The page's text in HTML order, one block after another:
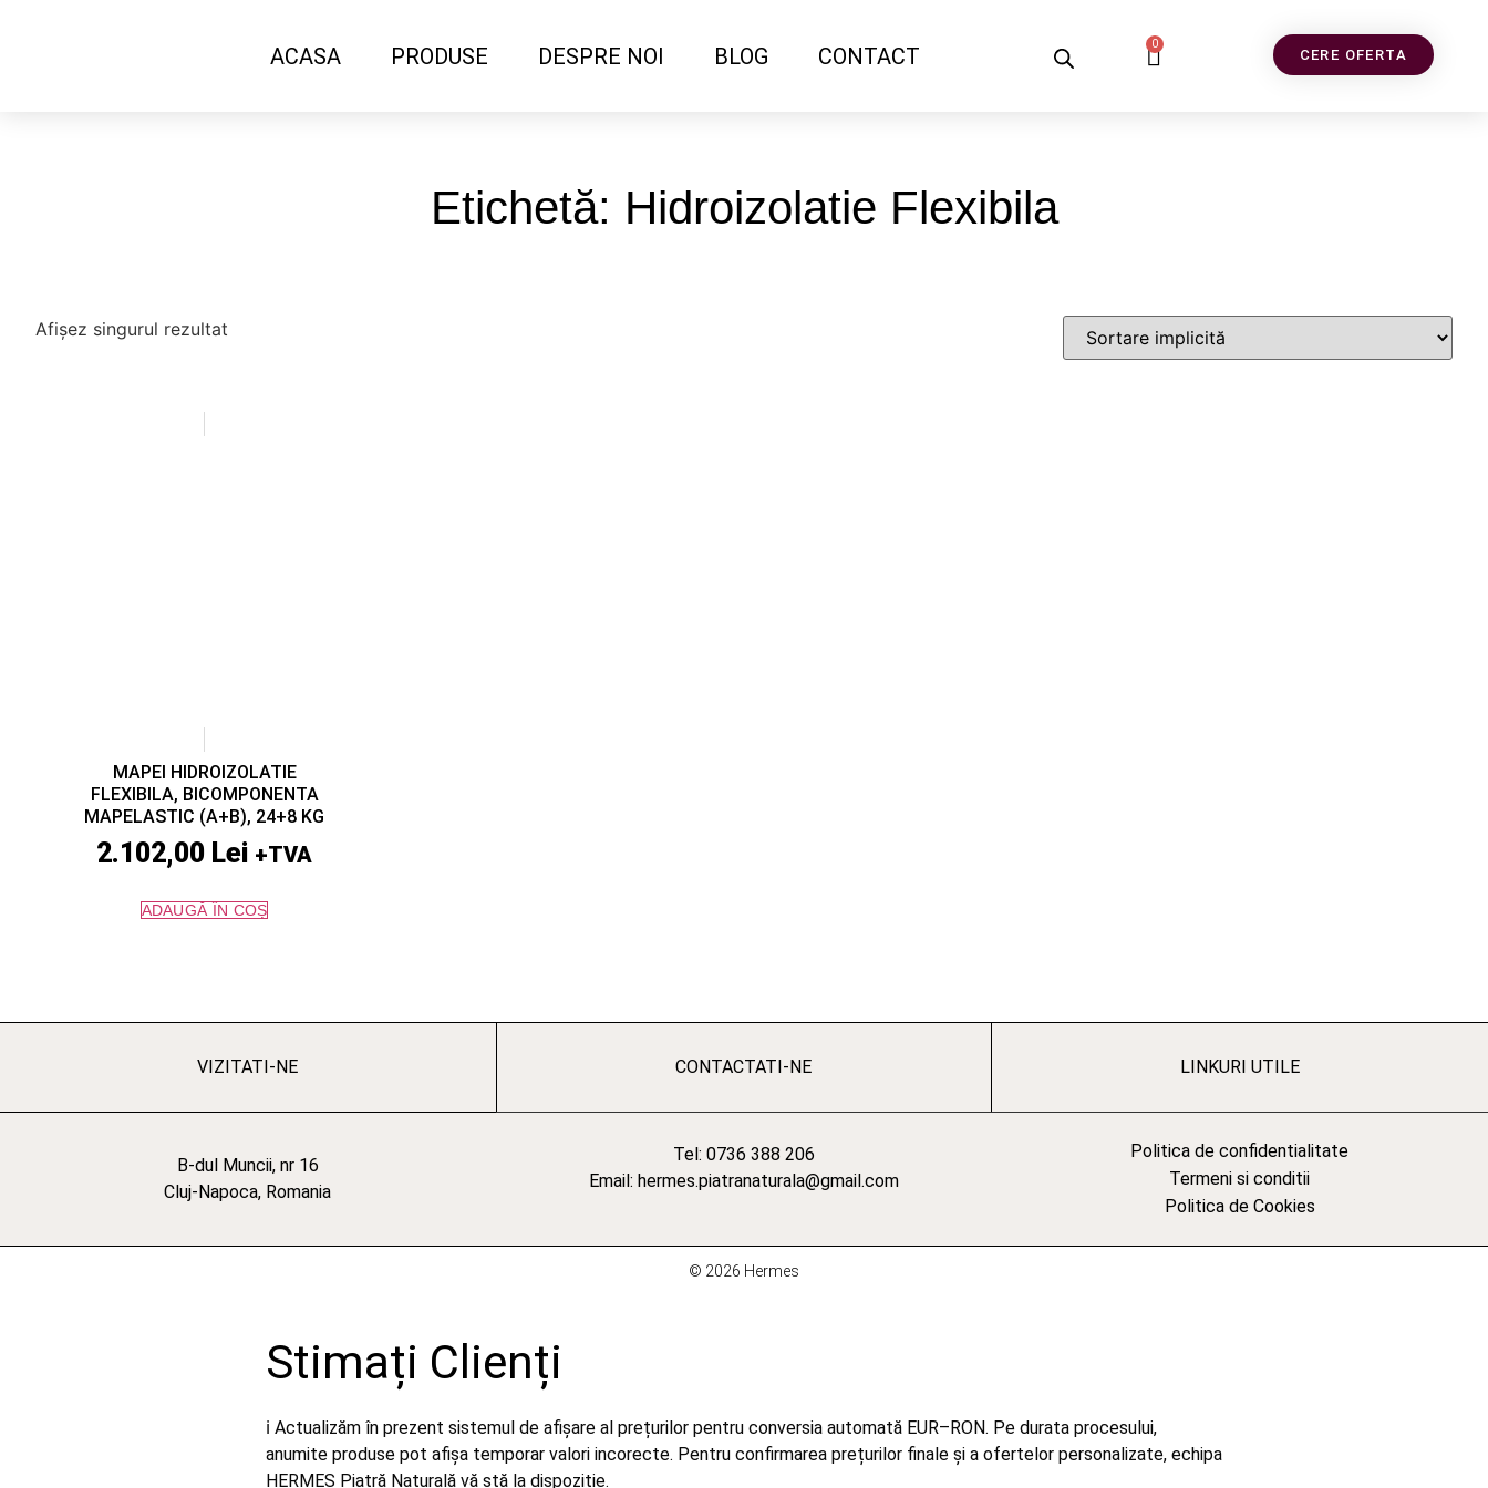
ACASA PRODUSE DESPRE NOI BLOG CONTACT 0
CERE OFERTA
Etichetă: Hidroizolatie Flexibila
Afișez singurul rezultat
MAPEI HIDROIZOLATIE
FLEXIBILA, BICOMPONENTA
MAPELASTIC (A+B), 24+8 KG
2.102,00 Lei +TVA
ADAUGĂ ÎN COȘ
VIZITATI-NE
B-dul Muncii, nr 16
Cluj-Napoca, Romania
CONTACTATI-NE
Tel: 0736 388 206
Email: hermes.piatranaturala@gmail.com
LINKURI UTILE
Politica de confidentialitate
Termeni si conditii
Politica de Cookies
© 2026 Hermes
Stimați Clienți
ℹ️ Actualizăm în prezent sistemul de afișare al prețurilor pentru conversia automată EUR–RON. Pe durata procesului,
anumite produse pot afișa temporar valori incorecte. Pentru confirmarea prețurilor finale și a ofertelor personalizate, echipa
HERMES Piatră Naturală vă stă la dispoziție.